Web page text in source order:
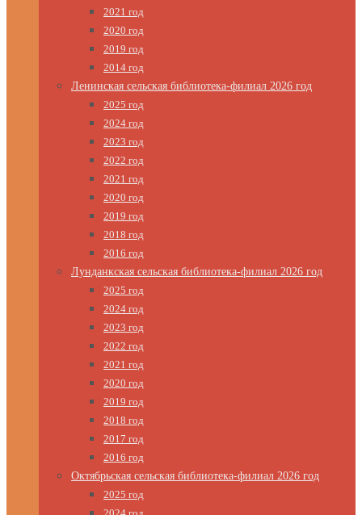
2021 год
2020 год
2019 год
2014 год
Ленинская сельская библиотека-филиал 2026 год
2025 год
2024 год
2023 год
2022 год
2021 год
2020 год
2019 год
2018 год
2016 год
Лунданкская сельская библиотека-филиал 2026 год
2025 год
2024 год
2023 год
2022 год
2021 год
2020 год
2019 год
2018 год
2017 год
2016 год
Октябрьская сельская библиотека-филиал 2026 год
2025 год